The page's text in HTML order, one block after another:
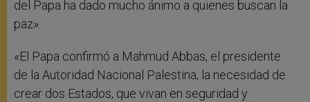
del Papa ha dado mucho ánimo a quienes buscan la
paz».
«El Papa confirmó a Mahmud Abbas, el presidente
de la Autoridad Nacional Palestina, la necesidad de
crear dos Estados, que vivan en seguridad y